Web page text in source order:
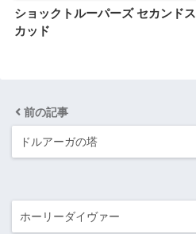
ショックトルーパーズ セカンドス
カッド
前の記事
ドルアーガの塔
ホーリーダイヴァー